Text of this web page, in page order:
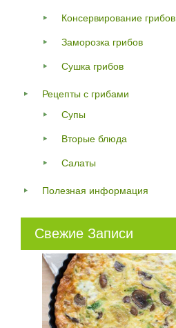
Консервирование грибов
Заморозка грибов
Сушка грибов
Рецепты с грибами
Супы
Вторые блюда
Салаты
Полезная информация
Свежие Записи